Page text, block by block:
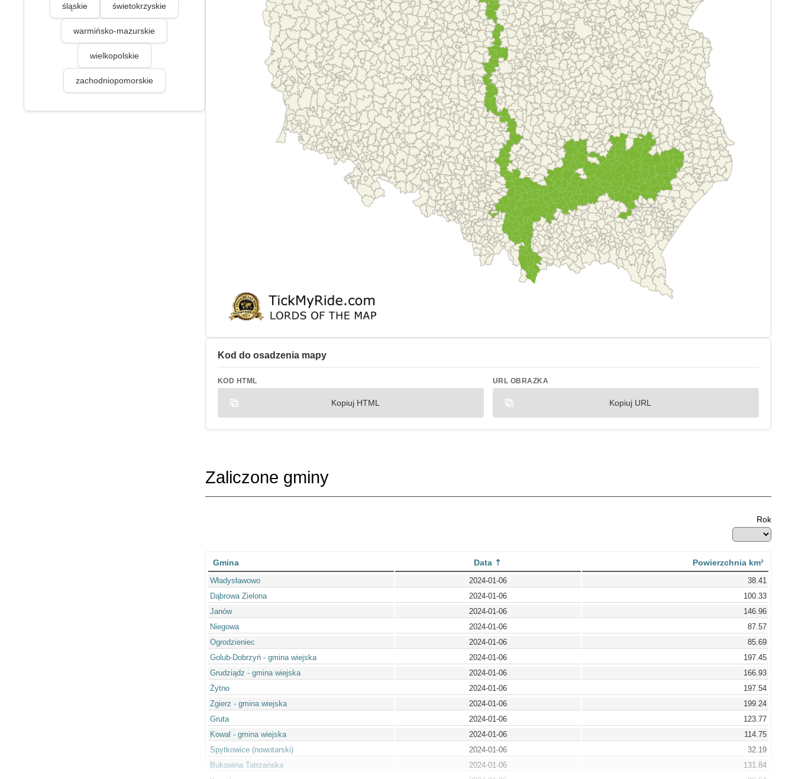
śląskie świetokrzyskie
warmińsko-mazurskie
wielkopolskie
zachodniopomorskie
Kod do osadzenia mapy
KOD HTML
Kopiuj HTML
URL OBRAZKA
Kopiuj URL
Zaliczone gminy
Rok
Gmina Data Powierzchnia km²
Władysławowo 2024-01-06
38.41
Dąbrowa Zielona
2024-01-06
100.33
Janów
2024-01-06
146.96
Niegowa
2024-01-06
87.57
Ogrodzieniec
2024-01-06
85.69
Golub-Dobrzyń - gmina wiejska
2024-01-06
197.45
Grudziądz - gmina wiejska
2024-01-06
166.93
Żytno
2024-01-06
197.54
Zgierz - gmina wiejska
2024-01-06
199.24
Gruta
2024-01-06
123.77
Kowal - gmina wiejska
2024-01-06
114.75
Spytkowice (nowotarski)
2024-01-06
32.19
Bukowina Tatrzańska
2024-01-06
131.84